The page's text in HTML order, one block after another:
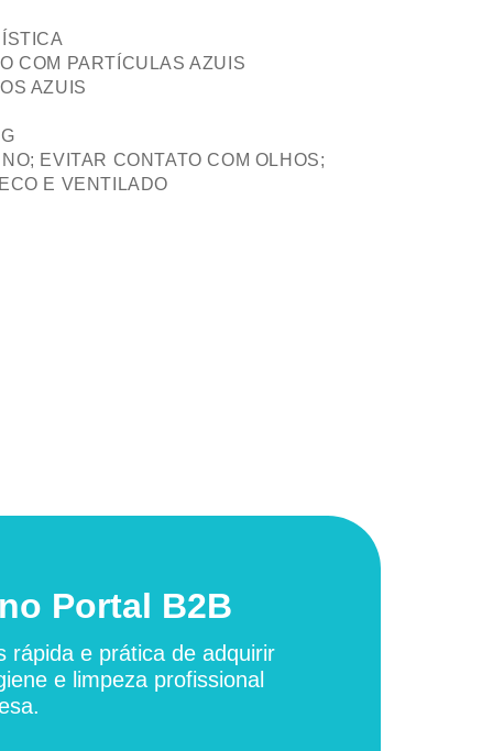
COM PARTÍCULAS AZUIS
AZUIS
EVITAR CONTATO COM OLHOS;
E VENTILADO
Portal B2B
rápida e prática de adquirir
e limpeza profissional